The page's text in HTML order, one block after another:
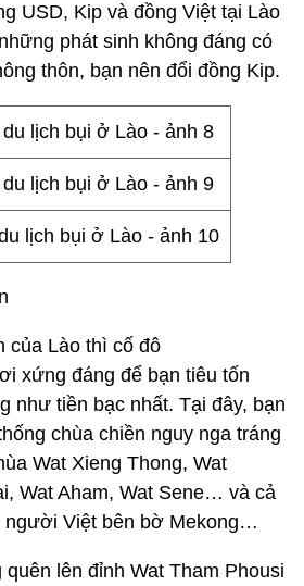
USD, Kip và đồng Việt tại Lào
phát sinh không đáng có
thôn, bạn nên đổi đồng Kip.
của Lào thì cố đô
xứng đáng để bạn tiêu tốn
như tiền bạc nhất. Tại đây, bạn
chùa chiền nguy nga tráng
Wat Xieng Thong, Wat
Wat Aham, Wat Sene… và cả
người Việt bên bờ Mekong…
lên đỉnh Wat Tham Phousi